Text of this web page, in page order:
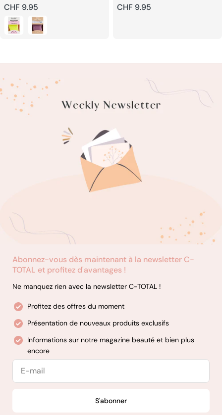
Prix
habituel
CHF 9.95
Prix
CHF 9.95
Abonnez-vous dès maintenant à la newsletter C-
TOTAL et profitez d'avantages !
Ne manquez rien avec la newsletter C-TOTAL !
Profitez des offres du moment
Présentation de nouveaux produits exclusifs
Informations sur notre magazine beauté et bien plus
encore
E-
S'abonner